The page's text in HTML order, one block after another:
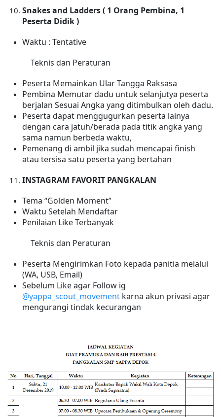
Snakes and Ladders( 1 Orang Pembina, 1
Peserta Didik )
Waktu : Tentative
Teknis dan Peraturan
Peserta Memainkan Ular Tangga Raksasa
Pembina Memutar dadu untuk selanjutya peserta
berjalan Sesuai Angka yang ditimbulkan oleh dadu.
Peserta dapat menggugurkan peserta lainya
dengan cara jatuh/berada pada titik angka yang
sama namun berbeda waktu,
Pemenang di ambil jika sudah mencapai finish
atau tersisa satu peserta yang bertahan
INSTAGRAM FAVORIT PANGKALAN
Tema “Golden Moment”
Waktu Setelah Mendaftar
Penilaian Like Terbanyak
Teknis dan Peraturan
Peserta Mengirimkan Foto kepada panitia melalui
(WA, USB, Email)
Sebelum Like agar Follow ig
@yappa_scout_movement karna akun privasi agar
mengurangi tindak kecurangan